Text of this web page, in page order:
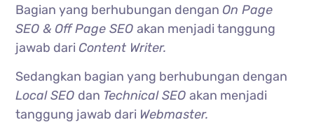
Bagian yang berhubungan dengan On Page
SEO & Off Page SEOakan menjadi tanggung
jawab dari Content Writer.
Sedangkan bagian yang berhubungan dengan
Local SEO dan Technical SEOakan menjadi
tanggung jawab dari Webmaster.